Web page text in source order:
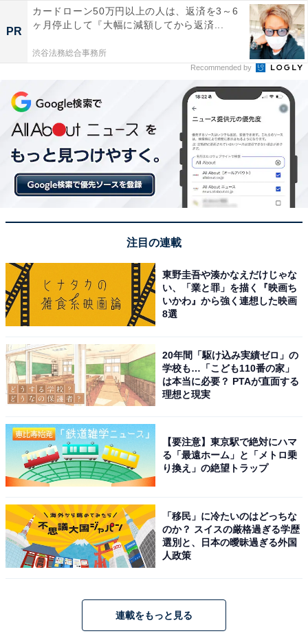
クーポンは、国内宿泊や海外ツアー、レンタカーなど、
さまざまな旅行商品で利用可能。複数のクーポンを組み
合わせて、さらに割引率をアップできる場合もありま
す。賢く旅の計画を立てて、お得に旅行を楽しみましょ
う。
楽天トラベルでクーポン祭を見る
※掲載されている情報は記事公開時のものです。あらか
じめご了承ください。また、記事中の宿泊プランを予約
すると、売上の一部がオールアバウトに還元されること
があります。
この記事の執筆者： All About ニュース お買
いもの部
のがもっと楽しく、もっとお得になる情報をお届け。編集部員によ
る独自レビューなど、ここでしか手に入らない情報も満載です。
...続きを読む
こちらもおすすめ
【楽天トラベル売れ筋1位】「白浜温泉 ホテル
川久」は全室スイート＆海を望むラグジュアリ
ーリゾートホテル【2月22日】
PR
カードローン50万円以上の人は、返済を3～6
ヶ月停止して『大幅に減額してから返済...
渋谷法務総合事務所
Recommended by
注目の連載
東野圭吾や湊かなえだけじゃな
い、「業と罪」を描く『映画ち
いかわ』から強く連想した映画
8選
20年間「駆け込み実績ゼロ」の
学校も…「こども110番の家」
は本当に必要？ PTAが直面する
理想と現実
【要注意】東京駅で絶対にハマ
る「最遠ホーム」と「メトロ乗
り換え」の絶望トラップ
「移民」に冷たいのはどっちな
のか？ スイスの厳格過ぎる学歴
選別と、日本の曖昧過ぎる外国
人政策
連載をもっと見る